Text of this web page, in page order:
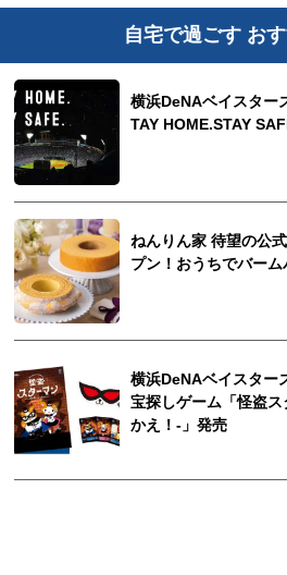
自宅で過ごす お
横浜DeNAベイスター
TAY HOME.STAY
ねんりん家 待望の公
プン！おうちでバー
横浜DeNAベイスター
宝探しゲーム「怪盗
かえ！-」発売